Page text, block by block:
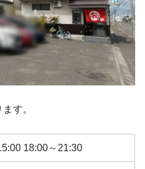
す。
18:00～21:30